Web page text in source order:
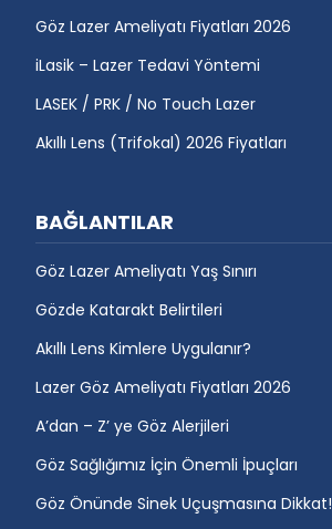
Göz Lazer Ameliyatı Fiyatları 2026
iLasik – Lazer Tedavi Yöntemi
LASEK / PRK / No Touch Lazer
Akıllı Lens (Trifokal) 2026 Fiyatları
BAĞLANTILAR
Göz Lazer Ameliyatı Yaş Sınırı
Gözde Katarakt Belirtileri
Akıllı Lens Kimlere Uygulanır?
Lazer Göz Ameliyatı Fiyatları 2026
A’dan – Z’ ye Göz Alerjileri
Göz Sağlığımız İçin Önemli İpuçları
Göz Önünde Sinek Uçuşmasına Dikkat!